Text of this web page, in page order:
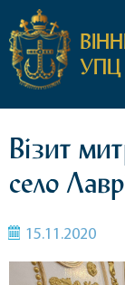
УПЦ
Візит
село
15.11.2020